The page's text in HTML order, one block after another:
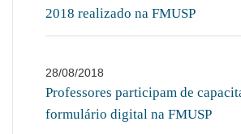
2018 realizado na FMUSP
28/08/2018
Professores participam de
formulário digital na FMUSP